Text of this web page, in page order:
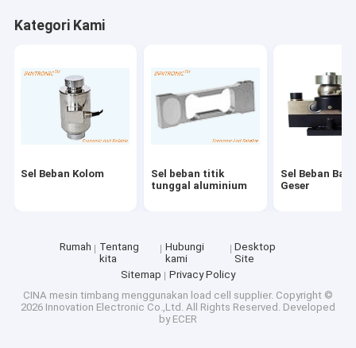
Kategori Kami
Sel Beban Kolom
Sel beban titik
tunggal aluminium
Sel Beban
Geser
Rumah
Tentang
kita
Hubungi
kami
Desktop
Site
Sitemap
Privacy Policy
CINA mesin timbang menggunakan load cell supplier. Copyright ©
2026 Innovation Electronic Co.,Ltd. All Rights Reserved. Developed
by ECER